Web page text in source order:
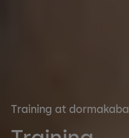
Training at dormakaba